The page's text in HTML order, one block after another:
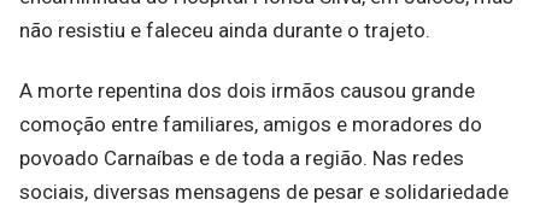
não resistiu e faleceu ainda durante o trajeto.
A morte repentina dos dois irmãos causou grande
comoção entre familiares, amigos e moradores do
povoado Carnaíbas e de toda a região. Nas redes
sociais, diversas mensagens de pesar e solidariedade